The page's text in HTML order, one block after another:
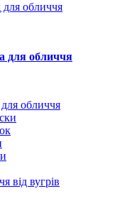
обличчя
для обличчя
обличчя
від вугрів